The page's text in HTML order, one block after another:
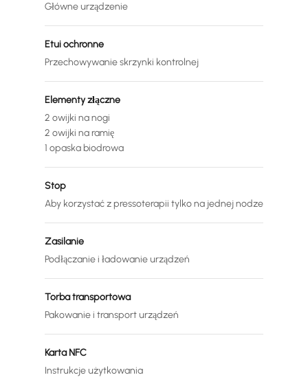
Główne urządzenie
Etui ochronne
Przechowywanie skrzynki kontrolnej
Elementy złączne
2 owijki na nogi
2 owijki na ramię
1 opaska biodrowa
Stop
Aby korzystać z pressoterapii tylko na jednej nodze
Zasilanie
Podłączanie i ładowanie urządzeń
Torba transportowa
Pakowanie i transport urządzeń
Karta NFC
Instrukcje użytkowania